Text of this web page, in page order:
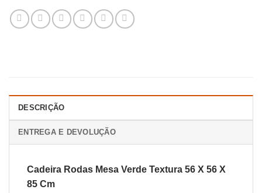
DESCRIÇÃO
ENTREGA E DEVOLUÇÃO
Cadeira Rodas Mesa Verde Textura 56 X 56 X
85 Cm